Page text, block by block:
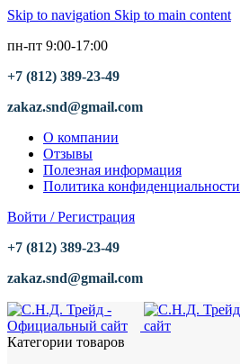
Skip to navigation Skip to main content
пн-пт 9:00-17:00
+7 (812) 389-23-49
zakaz.snd@gmail.com
О компании
Отзывы
Полезная информация
Политика конфиденциальности
Войти / Регистрация
+7 (812) 389-23-49
zakaz.snd@gmail.com
Категории товаров